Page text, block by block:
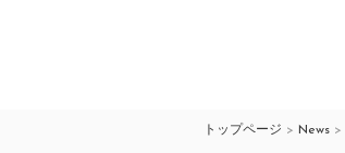
トップページ > News >